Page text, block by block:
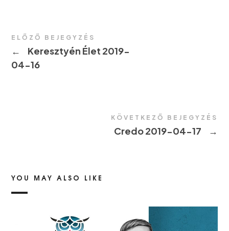
ELŐZŐ BEJEGYZÉS
←
Keresztyén Élet 2019-
04-16
KÖVETKEZŐ BEJEGYZÉS
Credo 2019-04-17 →
YOU MAY ALSO LIKE